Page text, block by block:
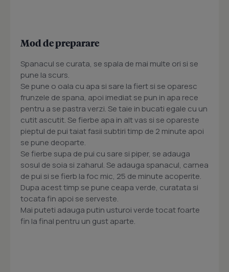
Mod de preparare
Spanacul se curata, se spala de mai multe ori si se
pune la scurs.
Se pune o oala cu apa si sare la fiert si se oparesc
frunzele de spana, apoi imediat se pun in apa rece
pentru a se pastra verzi. Se taie in bucati egale cu un
cutit ascutit. Se fierbe apa in alt vas si se opareste
pieptul de pui taiat fasii subtiri timp de 2 minute apoi
se pune deoparte.
Se fierbe supa de pui cu sare si piper, se adauga
sosul de soia si zaharul. Se adauga spanacul, carnea
de pui si se fierb la foc mic, 25 de minute acoperite.
Dupa acest timp se pune ceapa verde, curatata si
tocata fin apoi se serveste.
Mai puteti adauga putin usturoi verde tocat foarte
fin la final pentru un gust aparte.